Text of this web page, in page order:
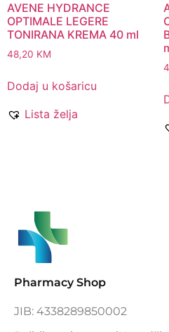
AVENE HYDRANCE
OPTIMALE LEGERE
TONIRANA KREMA 40 ml
48,20 KM
Dodaj u košaricu
Lista želja
Pharmacy Shop
JIB: 4338289850002